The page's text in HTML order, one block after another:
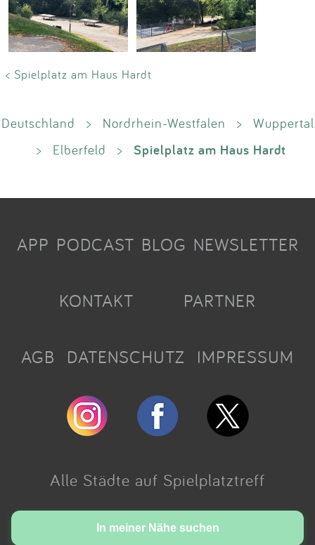
< Spielplatz am Haus Hardt
Deutschland > Nordrhein-Westfalen >
Wuppertal
>
Elberfeld > Spielplatz am Haus Hardt
In meiner Nähe suchen
APP PODCAST BLOG NEWSLETTER
KONTAKT PARTNER
AGB DATENSCHUTZ IMPRESSUM
Alle Städte auf Spielplatztreff
Made with love in Cologne.